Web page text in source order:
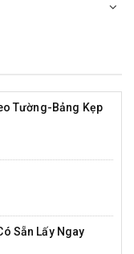
Tường-Bảng Kẹp
Sẵn Lấy Ngay